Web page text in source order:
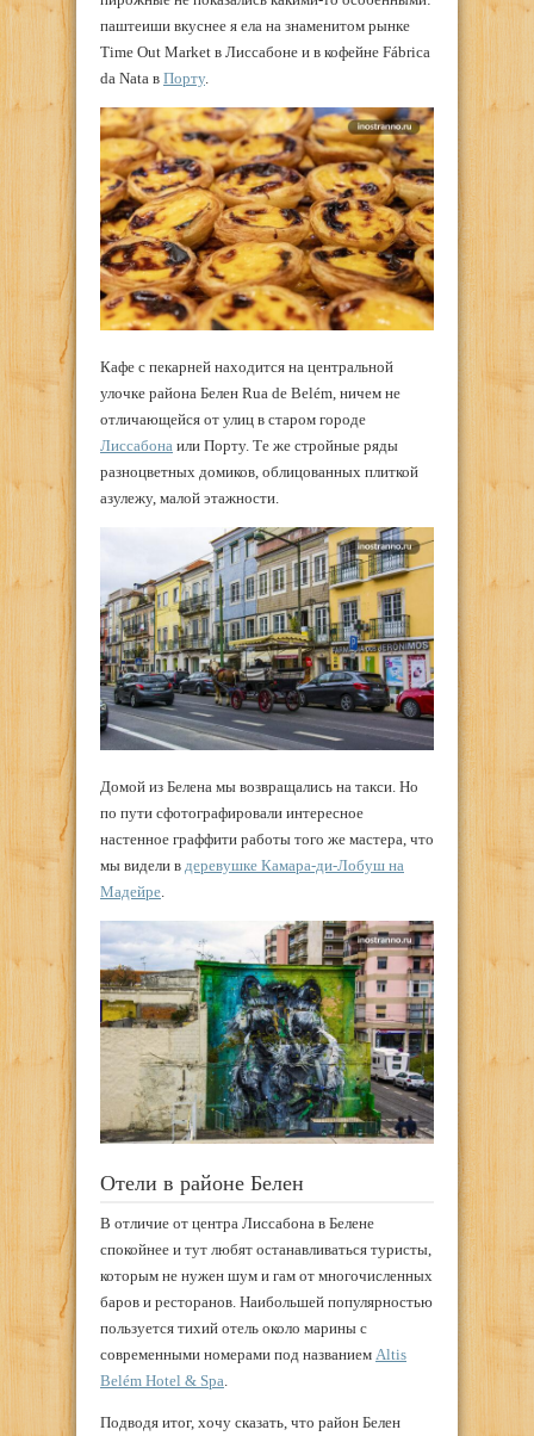
паштеиши вкуснее я ела на знаменитом рынке
Time Out Market в Лиссабоне и в кофейне Fábrica
da Nata в Порту.
Кафе с пекарней находится на центральной
улочке района Белен Rua de Belém, ничем не
отличающейся от улиц в старом городе
Лиссабона или Порту. Те же стройные ряды
разноцветных домиков, облицованных плиткой
азулежу, малой этажности.
Домой из Белена мы возвращались на такси. Но
по пути сфотографировали интересное
настенное граффити работы того же мастера, что
мы видели в деревушке Камара-ди-Лобуш на
Мадейре.
Отели в районе Белен
В отличие от центра Лиссабона в Белене
спокойнее и тут любят останавливаться туристы,
которым не нужен шум и гам от многочисленных
баров и ресторанов. Наибольшей популярностью
пользуется тихий отель около марины с
современными номерами под названием Altis
Belém Hotel & Spa
Подводя итог, хочу сказать, что район Белен